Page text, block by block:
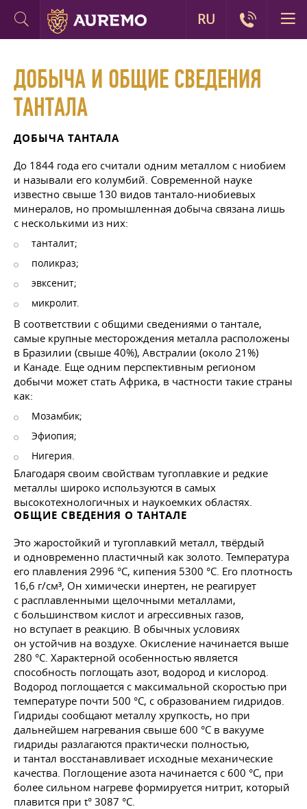
ДОБЫЧА И ОБЩИЕ СВЕДЕНИЯ
ТАНТАЛА
ДОБЫЧА ТАНТАЛА
До 1844 года его считали одним металлом с ниобием
и называли его колумбий. Современной науке
известно свыше 130 видов тантало-ниобиевых
минералов, но промышленная добыча связана лишь
с несколькими из них:
танталит;
поликраз;
эвксенит;
микролит.
В соответствии с общими сведениями о тантале,
самые крупные месторождения металла расположены
в Бразилии (свыше 40%), Австралии (около 21%)
и Канаде. Еще одним перспективным регионом
добычи может стать Африка, в частности такие страны
как:
Мозамбик;
Эфиопия;
Нигерия.
Благодаря своим свойствам тугоплавкие и редкие
металлы широко используются в самых
высокотехнологичных и наукоемких областях.
ОБЩИЕ СВЕДЕНИЯ О ТАНТАЛЕ
Это жаростойкий и тугоплавкий металл, твёрдый
и одновременно пластичный как золото. Температура
его плавления 2996 °C, кипения 5300 °C. Его плотность
16,6 г/см³, Он химически инертен, не реагирует
с расплавленными щелочными металлами,
с большинством кислот и агрессивных газов,
но вступает в реакцию. В обычных условиях
он устойчив на воздухе. Окисление начинается выше
280 °C. Характерной особенностью является
способность поглощать азот, водород и кислород.
Водород поглощается с максимальной скоростью при
температуре почти 500 °C, с образованием гидридов.
Гидриды сообщают металлу хрупкость, но при
дальнейшем нагревания свыше 600 °C в вакууме
гидриды разлагаются практически полностью,
и тантал восстанавливает исходные механические
качества. Поглощение азота начинается с 600 °C, при
более сильном нагреве формируется нитрит, который
плавится при t° 3087 °C.
RU